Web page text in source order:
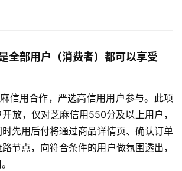
全部用户（消费者）都可以享受
信用合作，严选高信用用户参与。此项
放，仅对芝麻信用550分及以上用户，
先用后付将通过商品详情页、确认订单
节点，向符合条件的用户做氛围透出，